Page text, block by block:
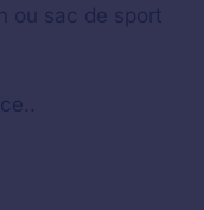
ou sac de sport